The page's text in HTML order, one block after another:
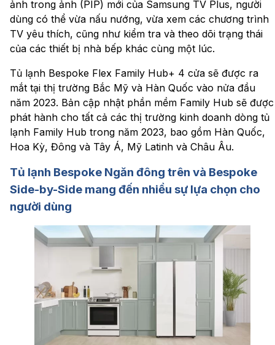
ảnh trong ảnh (PIP) mới của Samsung TV Plus, người
dùng có thể vừa nấu nướng, vừa xem các chương trình
TV yêu thích, cũng như kiểm tra và theo dõi trạng thái
của các thiết bị nhà bếp khác cùng một lúc.
Tủ lạnh Bespoke Flex Family Hub+ 4 cửa sẽ được ra
mắt tại thị trường Bắc Mỹ và Hàn Quốc vào nửa đầu
năm 2023. Bản cập nhật phần mềm Family Hub sẽ được
phát hành cho tất cả các thị trường kinh doanh dòng tủ
lạnh Family Hub trong năm 2023, bao gồm Hàn Quốc,
Hoa Kỳ, Đông và Tây Á, Mỹ Latinh và Châu Âu.
Tủ lạnh Bespoke Ngăn đông trên và Bespoke
Side-by-Side mang đến nhiều sự lựa chọn cho
người dùng